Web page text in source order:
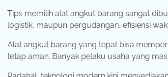
Tips memilih alat angkut barang sangat
logistik, maupun pergudangan, efisiensi
Alat angkut barang yang tepat bisa
tetap aman. Banyak pelaku usaha yang